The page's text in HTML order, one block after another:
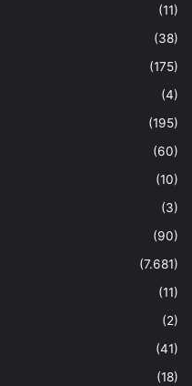
(11)
(38)
(175)
(4)
(195)
(60)
(10)
(3)
(90)
(7.681)
(11)
(2)
(41)
(18)